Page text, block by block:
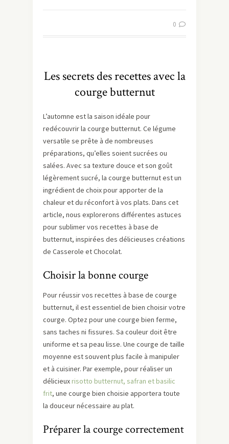
0
Les secrets des recettes avec la
courge butternut
L’automne est la saison idéale pour
redécouvrir la courge butternut. Ce légume
versatile se prête à de nombreuses
préparations, qu’elles soient sucrées ou
salées. Avec sa texture douce et son goût
légèrement sucré, la courge butternut est un
ingrédient de choix pour apporter de la
chaleur et du réconfort à vos plats. Dans cet
article, nous explorerons différentes astuces
pour sublimer vos recettes à base de
butternut, inspirées des délicieuses créations
de Casserole et Chocolat.
Choisir la bonne courge
Pour réussir vos recettes à base de courge
butternut, il est essentiel de bien choisir votre
courge. Optez pour une courge bien ferme,
sans taches ni fissures. Sa couleur doit être
uniforme et sa peau lisse. Une courge de taille
moyenne est souvent plus facile à manipuler
et à cuisiner. Par exemple, pour réaliser un
délicieuxrisotto butternut, safran et basilic
frit, une courge bien choisie apportera toute
la douceur nécessaire au plat.
Préparer la courge correctement